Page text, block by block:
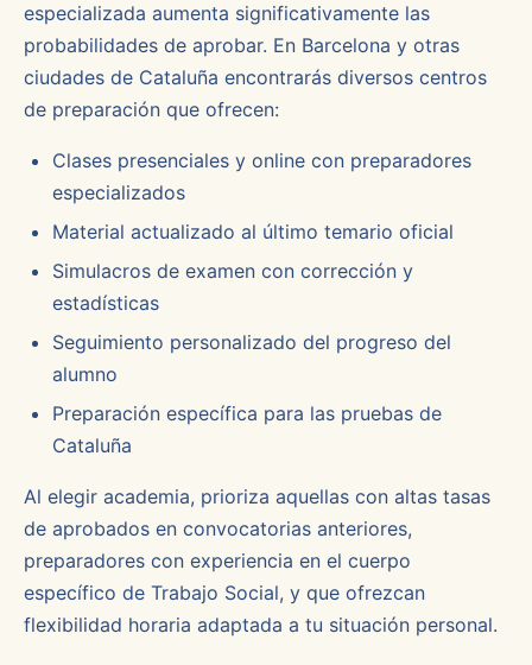
especializada aumenta significativamente las
probabilidades de aprobar. En Barcelona y otras
ciudades de Cataluña encontrarás diversos centros
de preparación que ofrecen:
Clases presenciales y online con preparadores
especializados
Material actualizado al último temario oficial
Simulacros de examen con corrección y
estadísticas
Seguimiento personalizado del progreso del
alumno
Preparación específica para las pruebas de
Cataluña
Al elegir academia, prioriza aquellas con altas tasas
de aprobados en convocatorias anteriores,
preparadores con experiencia en el cuerpo
específico de Trabajo Social, y que ofrezcan
flexibilidad horaria adaptada a tu situación personal.